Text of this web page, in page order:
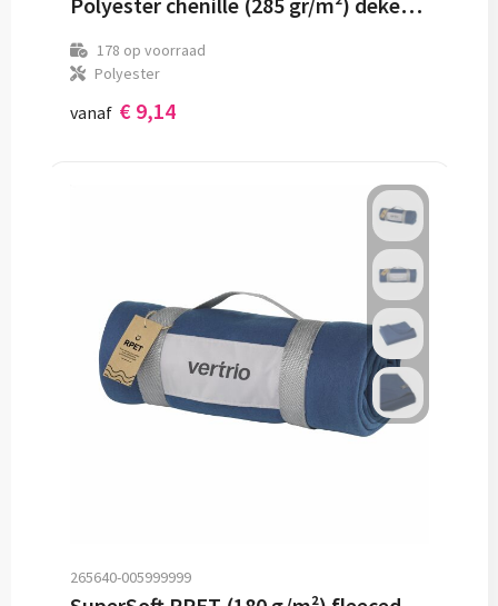
178 op voorraad
Polyester
vanaf € 9,14
265640-005999999